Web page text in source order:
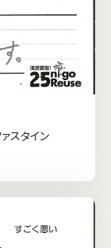
スタイン